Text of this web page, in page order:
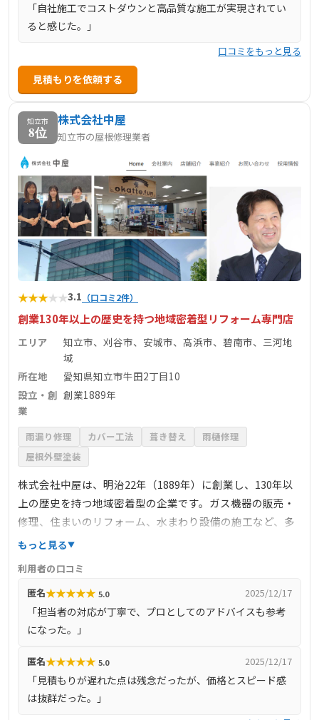
「自社施工でコストダウンと高品質な施工が実現されてい
ると感じた。」
口コミをもっと見る
見積もりを依頼する
知立市
8位
株式会社中屋
知立市の屋根修理業者
★★★★★3.1 （口コミ2件）
創業130年以上の歴史を持つ地域密着型リフォーム専門店
エリア
知立市、刈谷市、安城市、高浜市、碧南市、三河地
域
所在地
愛知県知立市牛田2丁目10
設立・創
業
創業1889年
雨漏り修理 カバー工法 葺き替え
雨樋修理
屋根外壁塗装
株式会社中屋は、明治22年（1889年）に創業し、130年以
上の歴史を持つ地域密着型の企業です。ガス機器の販売・
修理、住まいのリフォーム、水まわり設備の施工など、多
岐にわたるサービスを提供しています。リフォーム専門店
粧台などの実物を展示し、専門のショールームアドバイザ
ーが顧客の要望に応じた提案を行っています。知立市をは
じめ、刈谷市、安城市、高浜市、碧南市など三河地域を中
心に、住まいに関するあらゆる相談に対応しています。
もっと見る
利用者の口コミ
匿名★★★★★ 5.0 2025/12/17
「担当者の対応が丁寧で、プロとしてのアドバイスも参考
になった。」
匿名★★★★★ 5.0 2025/12/17
「見積もりが遅れた点は残念だったが、価格とスピード感
は抜群だった。」